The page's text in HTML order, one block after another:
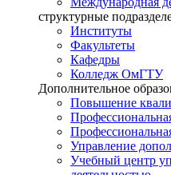
структурные
Институты
Факультеты
Кафедры
Колледж ОмГТУ
Дополнительное
Повышение
Управление
Учебный центр